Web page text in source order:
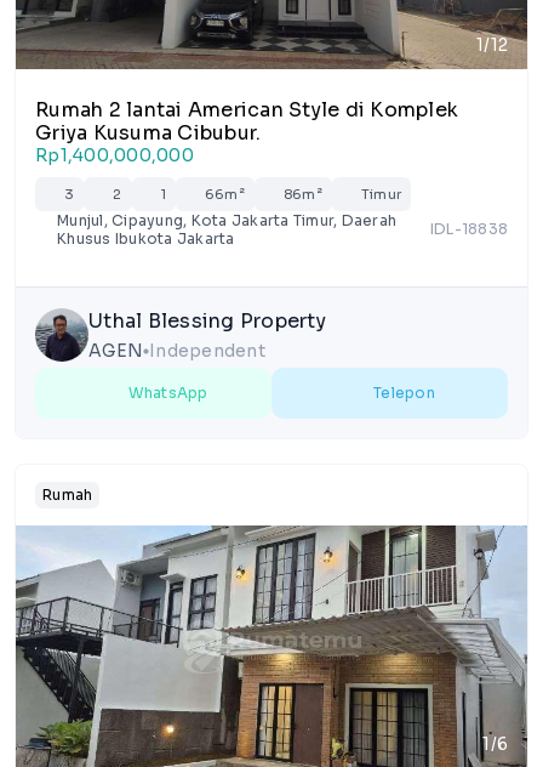
1/12
Rumah 2 lantai American Style di Komplek
Griya Kusuma Cibubur.
Rp1,400,000,000
3 2 1 66m² 86m² Timur
Munjul, Cipayung, Kota Jakarta Timur, Daerah
Khusus Ibukota Jakarta
IDL-18838
Uthal Blessing Property
AGEN lens Independent
WhatsApp Telepon
Rumah
1/6